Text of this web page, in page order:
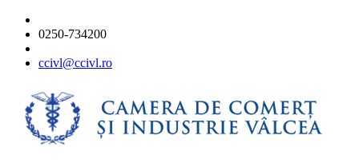
0250-734200
ccivl@ccivl.ro